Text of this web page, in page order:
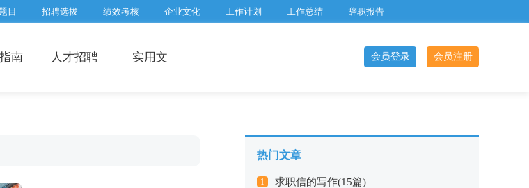
目 招聘选拔 绩效考核 企业文化 工作计划 工作总结 辞职报告
南 人才招聘 实用文 会员登录 会员注册
热门文章
1 求职信的写作(15篇)